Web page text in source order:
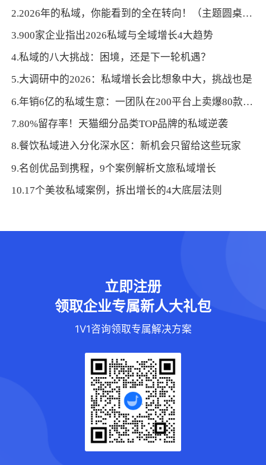
2.2026年的私域，你能看到的全在转向！（主题圆桌实录）
3.900家企业指出2026私域与全域增长4大趋势
4.私域的八大挑战：困境，还是下一轮机遇？
5.大调研中的2026：私域增长会比想象中大，挑战也是
6.年销6亿的私域生意：一团队在200平台上卖爆80款产品
7.80%留存率！天猫细分品类TOP品牌的私域逆袭
8.餐饮私域进入分化深水区：新机会只留给这些玩家
9.名创优品到携程，9个案例解析文旅私域增长
10.17个美妆私域案例，拆出增长的4大底层法则
立即注册
领取企业专属新人大礼包
1V1咨询领取专属解决方案